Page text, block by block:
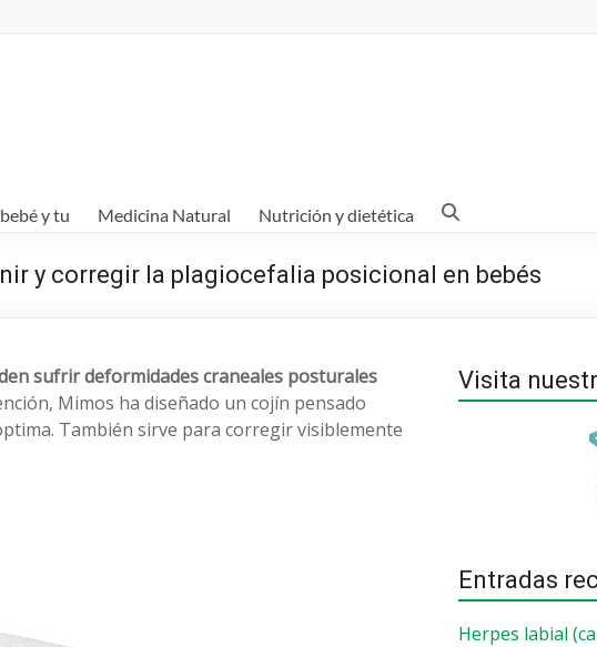
y tu Medicina Natural Nutrición y dietética
y corregir la plagiocefalia posicional en bebés
sufrir deformidades craneales posturales
Mimos ha diseñado un cojín pensado
También sirve para corregir visiblemente
Visita
Entradas
Herpes labial